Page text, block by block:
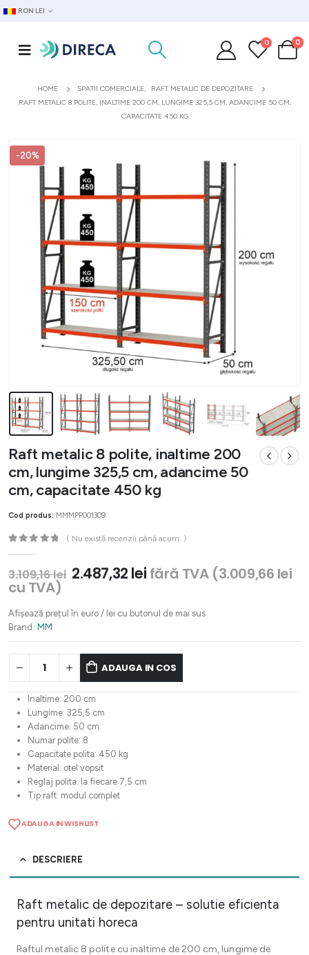
RON LEI
0 0
HOME SPATII COMERCIALE,
RAFT METALIC DE DEPOZITARE
RAFT METALIC 8 POLITE, INALTIME 200 CM, LUNGIME 325,5 CM, ADANCIME 50 CM,
CAPACITATE 450 KG
-20%
Raft metalic 8 polite, inaltime 200
cm, lungime 325,5 cm, adancime 50
cm, capacitate 450 kg
Cod produs: MMMPP001309
( Nu există recenzii până acum. )
3.109,16lei Prețul
fost:
2.487,32 leiPrețul
2.487,32 lei.
fără TVA (3.009,66 lei
cu TVA)
Afișează prețul în euro / lei cu butonul de mai sus
Brand: MM
ADAUGA IN COS
Inaltime: 200 cm
Lungime: 325,5 cm
Adancime: 50 cm
Numar polite: 8
Capacitate polita: 450 kg
Material: otel vopsit
Reglaj polita: la fiecare 7,5 cm
Tip raft: modul complet
ADAUGA IN WISHLIST
DESCRIERE
Raft metalic de depozitare – solutie eficienta
pentru unitati horeca
Raftul metalic 8 polite cu inaltime de 200 cm, lungime de